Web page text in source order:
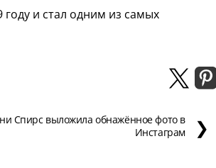
и стал одним из самых
Спирс выложила обнажённое фото в
Инстаграм
❯